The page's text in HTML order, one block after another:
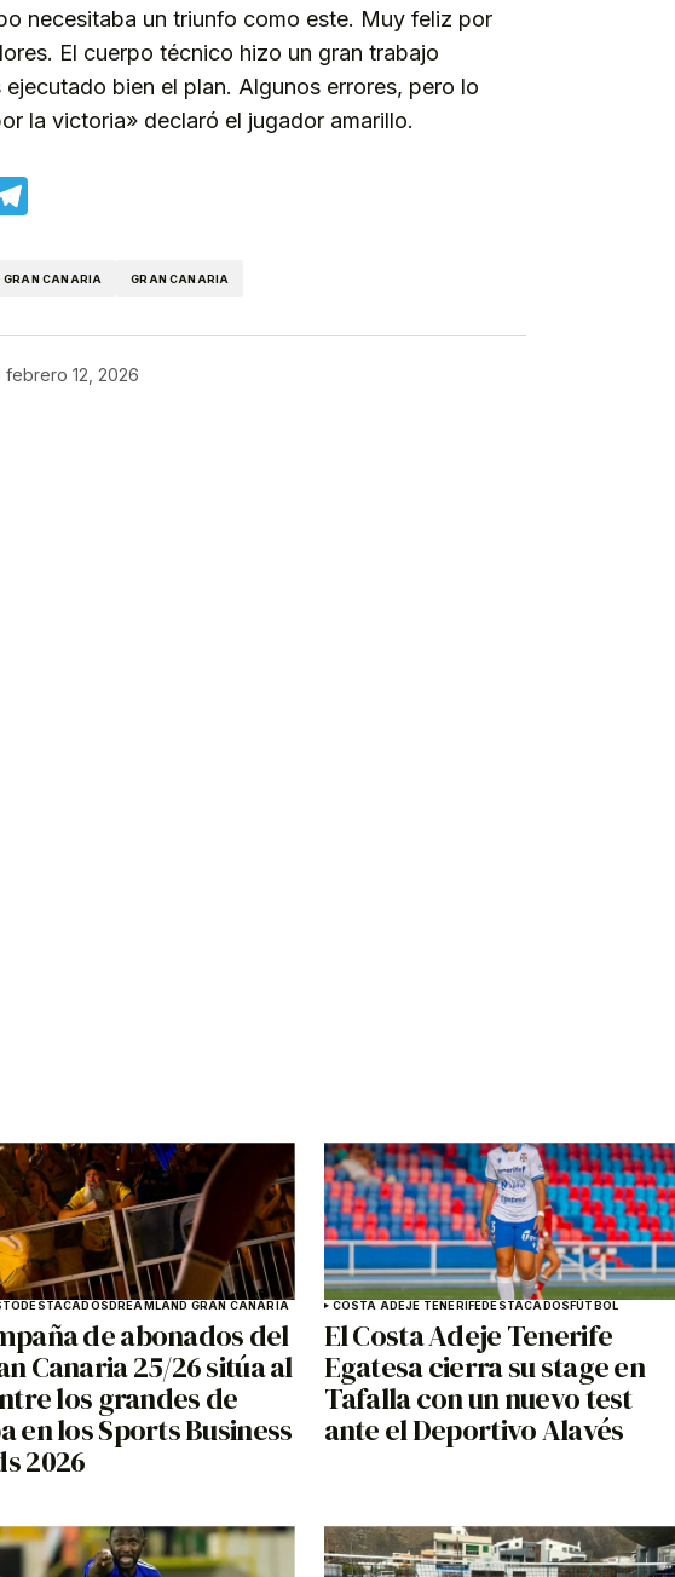
necesitaba un triunfo como este. Muy feliz por
El cuerpo técnico hizo un gran trabajo
bien el plan. Algunos errores, pero lo
la victoria» declaró el jugador amarillo.
GRAN CANARIA GRAN CANARIA
febrero 12, 2026
DESTACADOSDREAMLAND GRAN CANARIA
de abonados del
Canaria 25/26 sitúa al
los grandes de
en los Sports Business
2026
COSTA ADEJE TENERIFEDESTACADOSFÚTBOL
El Costa Adeje Tenerife
Egatesa cierra su stage en
Tafalla con un nuevo test
ante el Deportivo Alavés